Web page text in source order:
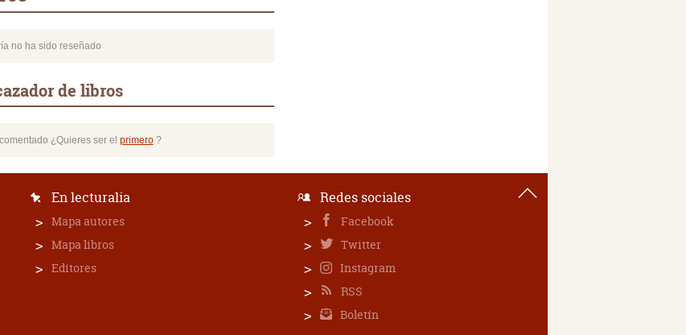
no ha sido reseñado
de libros
¿Quieres ser el primero?
En lecturalia
Mapa autores
Mapa libros
Editores
Redes sociales
Facebook
Twitter
Instagram
RSS
Boletín